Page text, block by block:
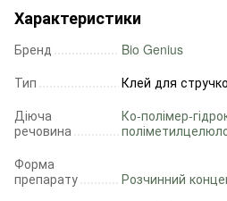
Характеристики
Бренд
Bio Genius
Тип
Клей для
Діюча
речовина
Ко-полімер-
Форма
препарату
Розчинний